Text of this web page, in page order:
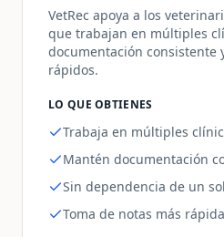
VetRec apoya a los
que trabajan en múltiples
documentación consistente
rápidos.
LO QUE OBTIENES
Trabaja en múltiples
Mantén documentación
Sin dependencia de un
Toma de notas más